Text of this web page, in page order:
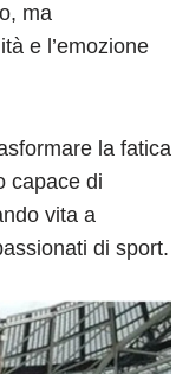
ma
e l’emozione
la fatica
capace di
vita a
di sport.